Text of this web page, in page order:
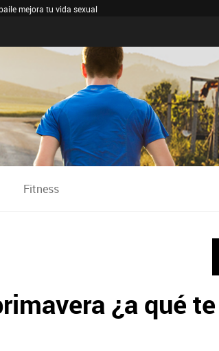
mejora tu vida sexual
Fitness
¿a qué te